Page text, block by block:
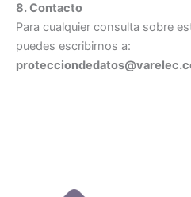
8. Contacto
Para cualquier consulta sobre
puedes escribirnos a: